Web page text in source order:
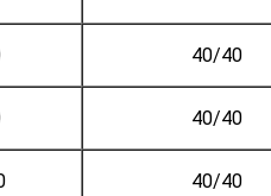
40/40
40/40
40/40